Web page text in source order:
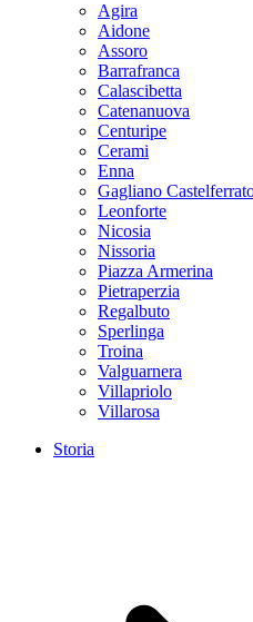
Agira
Aidone
Assoro
Barrafranca
Calascibetta
Catenanuova
Centuripe
Cerami
Enna
Gagliano
Leonforte
Nicosia
Nissoria
Piazza Armerina
Pietraperzia
Regalbuto
Sperlinga
Troina
Valguarnera
Villapriolo
Villarosa
Storia